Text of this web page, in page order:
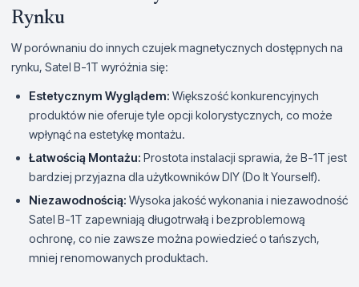
Rynku
W porównaniu do innych czujek magnetycznych dostępnych na
rynku, Satel B-1T wyróżnia się:
Estetycznym Wyglądem: Większość konkurencyjnych
produktów nie oferuje tyle opcji kolorystycznych, co może
wpłynąć na estetykę montażu.
Łatwością Montażu: Prostota instalacji sprawia, że B-1T jest
bardziej przyjazna dla użytkowników DIY (Do It Yourself).
Niezawodnością: Wysoka jakość wykonania i niezawodność
Satel B-1T zapewniają długotrwałą i bezproblemową
ochronę, co nie zawsze można powiedzieć o tańszych,
mniej renomowanych produktach.